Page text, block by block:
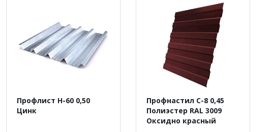
Профлист Н-60 0,50
Цинк
Профнастил С-8 0,45
Полиэстер RAL 3009
Оксидно красный